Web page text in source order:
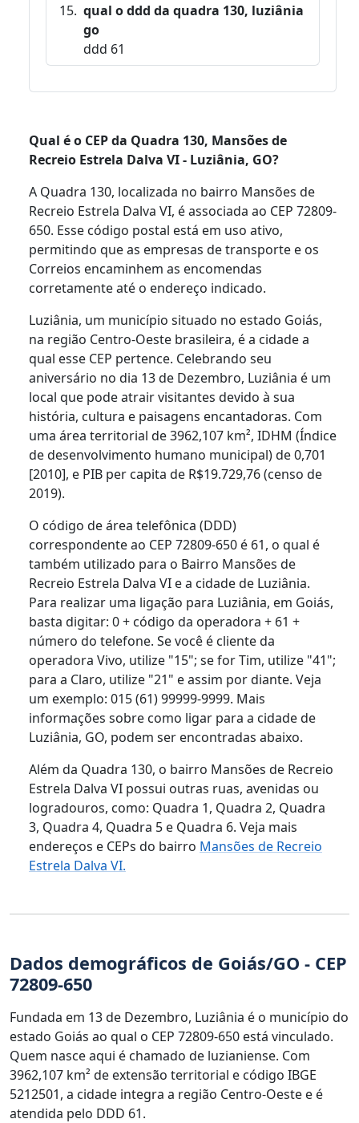
qual o ddd da quadra 130, luziânia
go
ddd 61
Qual é o CEP da Quadra 130, Mansões de
Recreio Estrela Dalva VI - Luziânia, GO?
A Quadra 130, localizada no bairro Mansões de
Recreio Estrela Dalva VI, é associada ao CEP 72809-
650. Esse código postal está em uso ativo,
permitindo que as empresas de transporte e os
Correios encaminhem as encomendas
corretamente até o endereço indicado.
Luziânia, um município situado no estado Goiás,
na região Centro-Oeste brasileira, é a cidade a
qual esse CEP pertence. Celebrando seu
aniversário no dia 13 de Dezembro, Luziânia é um
local que pode atrair visitantes devido à sua
história, cultura e paisagens encantadoras. Com
uma área territorial de 3962,107 km², IDHM (Índice
de desenvolvimento humano municipal) de 0,701
[2010], e PIB per capita de R$19.729,76 (censo de
2019).
O código de área telefônica (DDD)
correspondente ao CEP 72809-650 é 61, o qual é
também utilizado para o Bairro Mansões de
Recreio Estrela Dalva VI e a cidade de Luziânia.
Para realizar uma ligação para Luziânia, em Goiás,
basta digitar: 0 + código da operadora + 61 +
número do telefone. Se você é cliente da
operadora Vivo, utilize "15"; se for Tim, utilize "41";
para a Claro, utilize "21" e assim por diante. Veja
um exemplo: 015 (61) 99999-9999. Mais
informações sobre como ligar para a cidade de
Luziânia, GO, podem ser encontradas abaixo.
Além da Quadra 130, o bairro Mansões de Recreio
Estrela Dalva VI possui outras ruas, avenidas ou
logradouros, como: Quadra 1, Quadra 2, Quadra
3, Quadra 4, Quadra 5 e Quadra 6. Veja mais
endereços e CEPs do bairro Mansões de Recreio
Estrela Dalva VI.
Dados demográficos de Goiás/GO - CEP
72809-650
Fundada em 13 de Dezembro, Luziânia é o município do
estado Goiás ao qual o CEP 72809-650 está vinculado.
Quem nasce aqui é chamado de luzianiense. Com
3962,107 km² de extensão territorial e código IBGE
5212501, a cidade integra a região Centro-Oeste e é
atendida pelo DDD 61.